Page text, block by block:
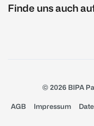
Finde uns auch
© 2026 BIPA
AGB Impressum